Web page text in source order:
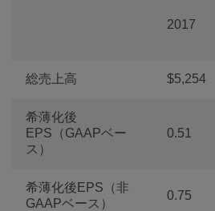
2017
総売上高 $5,254
希薄化後
EPS（GAAPベー
ス）
0.51
希薄化後EPS（非
GAAPベース）
0.75